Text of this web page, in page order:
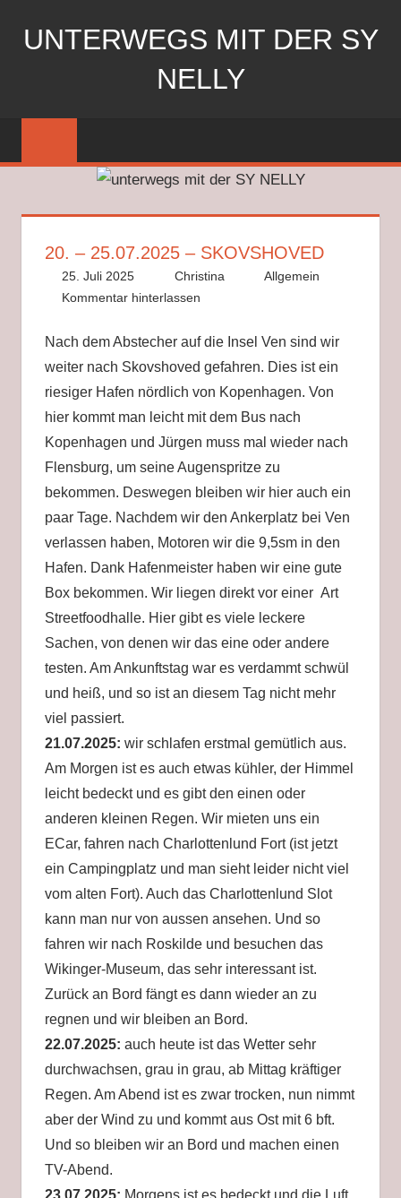
UNTERWEGS MIT DER SY
NELLY
20. – 25.07.2025 – SKOVSHOVED
25. Juli 2025 Christina
Allgemein
Kommentar hinterlassen
Nach dem Abstecher auf die Insel Ven sind wir
weiter nach Skovshoved gefahren. Dies ist ein
riesiger Hafen nördlich von Kopenhagen. Von
hier kommt man leicht mit dem Bus nach
Kopenhagen und Jürgen muss mal wieder nach
Flensburg, um seine Augenspritze zu
bekommen. Deswegen bleiben wir hier auch ein
paar Tage. Nachdem wir den Ankerplatz bei Ven
verlassen haben, Motoren wir die 9,5sm in den
Hafen. Dank Hafenmeister haben wir eine gute
Box bekommen. Wir liegen direkt vor einer Art
Streetfoodhalle. Hier gibt es viele leckere
Sachen, von denen wir das eine oder andere
testen. Am Ankunftstag war es verdammt schwül
und heiß, und so ist an diesem Tag nicht mehr
viel passiert.
21.07.2025: wir schlafen erstmal gemütlich aus.
Am Morgen ist es auch etwas kühler, der Himmel
leicht bedeckt und es gibt den einen oder
anderen kleinen Regen. Wir mieten uns ein
ECar, fahren nach Charlottenlund Fort (ist jetzt
ein Campingplatz und man sieht leider nicht viel
vom alten Fort). Auch das Charlottenlund Slot
kann man nur von aussen ansehen. Und so
fahren wir nach Roskilde und besuchen das
Wikinger-Museum, das sehr interessant ist.
Zurück an Bord fängt es dann wieder an zu
regnen und wir bleiben an Bord.
22.07.2025: auch heute ist das Wetter sehr
durchwachsen, grau in grau, ab Mittag kräftiger
Regen. Am Abend ist es zwar trocken, nun nimmt
aber der Wind zu und kommt aus Ost mit 6 bft.
Und so bleiben wir an Bord und machen einen
TV-Abend.
23.07.2025: Morgens ist es bedeckt und die Luft